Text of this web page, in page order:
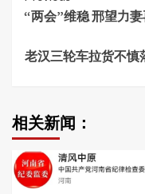
Reading
“两会”维稳 邢望力
老汉三轮车拉货不慎
相关新闻：